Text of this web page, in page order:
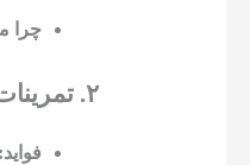
چرا
۲. تمرینات یوگا
فواید: